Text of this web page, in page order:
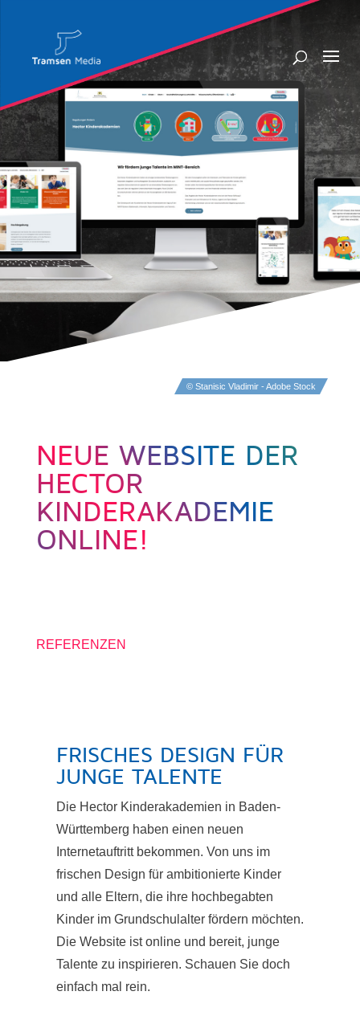
© Stanisic Vladimir - Adobe Stock
NEUE WEBSITE DER
HECTOR
KINDERAKADEMIE
ONLINE!
REFERENZEN
FRISCHES DESIGN FÜR
JUNGE TALENTE
Die Hector Kinderakademien in Baden-
Württemberg haben einen neuen
Internetauftritt bekommen. Von uns im
frischen Design für ambitionierte Kinder
und alle Eltern, die ihre hochbegabten
Kinder im Grundschulalter fördern möchten.
Die Website ist online und bereit, junge
Talente zu inspirieren. Schauen Sie doch
einfach mal rein.